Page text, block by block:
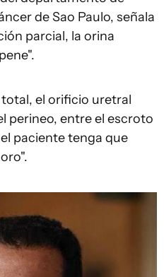
de Sao Paulo, señala
parcial, la orina
el orificio uretral
perineo, entre el escroto
paciente tenga que